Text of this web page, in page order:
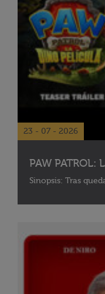
23 - 07 - 2026
PAW PATROL:
Sinopsis: Tras